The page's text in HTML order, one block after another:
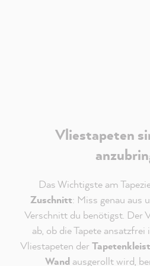
Vliestapeten
Das Wichtigste am
Zuschnitt: Miss genau aus
Verschnitt du benötigst. Der
ab, ob die Tapete
Vliestapeten der
Wand ausgerollt wird,